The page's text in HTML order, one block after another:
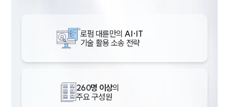
로펌 대륜만의 AI·IT
기술 활용 소송 전략
260명 이상의
주요 구성원